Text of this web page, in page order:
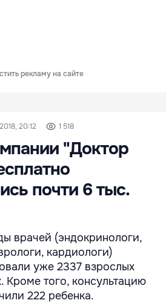
рекламу на сайте
20:12 1 518
"Доктор
почти 6 тыс.
врачей (эндокринологи,
кардиологи)
уже 2337 взрослых
Кроме того, консультацию
222 ребенка.